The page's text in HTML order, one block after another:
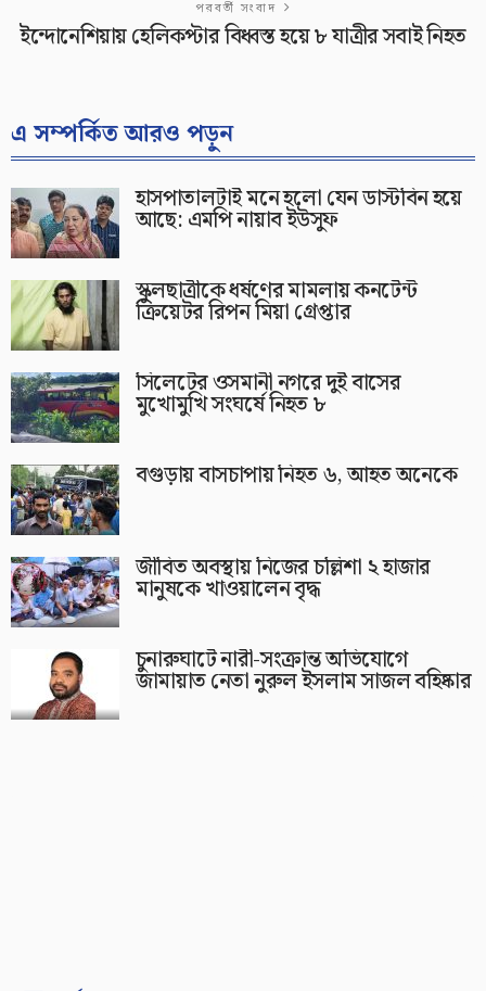
পরবর্তী সংবাদ
ইন্দোনেশিয়ায় হেলিকপ্টার বিধ্বস্ত হয়ে ৮ যাত্রীর সবাই নিহত
এ সম্পর্কিত আরও পড়ুন
হাসপাতালটাই মনে হলো যেন ডাস্টবিন হয়ে
আছে: এমপি নায়াব ইউসুফ
স্কুলছাত্রীকে ধর্ষণের মামলায় কনটেন্ট
ক্রিয়েটর রিপন মিয়া গ্রেপ্তার
সিলেটের ওসমানী নগরে দুই বাসের
মুখোমুখি সংঘর্ষে নিহত ৮
বগুড়ায় বাসচাপায় নিহত ৬, আহত অনেকে
জীবিত অবস্থায় নিজের চল্লিশা ২ হাজার
মানুষকে খাওয়ালেন বৃদ্ধ
চুনারুঘাটে নারী-সংক্রান্ত অভিযোগে
জামায়াত নেতা নুরুল ইসলাম সাজল বহিষ্কার